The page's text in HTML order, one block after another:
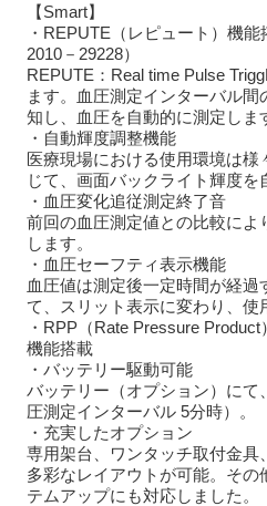
【Smart】
・REPUTE（レピュート）機
2010－29228）
REPUTE：Real time Pulse
ます。血圧測定インターバル
知し、血圧を自動的に測定しま
・自動輝度調整機能
医療現場における使用環境は
じて、画面バックライト輝度を
・血圧変化追従測定終了音
前回の血圧測定値との比較によ
します。
・血圧セーフティ表示機能
血圧値は測定後一定時間が経過
て、スリット表示に変わり、使
・RPP（Rate Pressure
機能搭載
・バッテリー駆動可能
バッテリー（オプション）にて
圧測定インターバル 5分時）。
・充実したオプション
専用架台、ワンタッチ取付金具
多彩なレイアウトが可能。その
テムアップにも対応しました。